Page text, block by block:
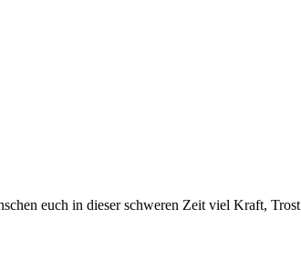
euch in dieser schweren Zeit viel Kraft,